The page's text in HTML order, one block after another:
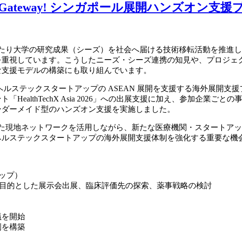
シンガポール展開ハンズオン支援
り大学の研究成果（シーズ）を社会へ届ける技術移転活動を推進
視しています。こうしたニーズ・シーズ連携の知見や、プロジ
援モデルの構築にも取り組んでいます。
ルステックスタートアップの ASEAN 展開を支援する海外展開支
「HealthTechX Asia 2026」への出展支援に加え、参加企業ごと
ーメイド型のハンズオン支援を実施しました。
現地ネットワークを活用しながら、新たな医療機関・スタートア
ステックスタートアップの海外展開支援体制を強化する重要な機
プ）
的とした展示会出展、臨床評価先の探索、薬事戦略の検討
を開始
を構築